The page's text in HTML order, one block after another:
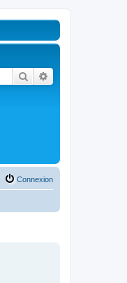
Rechercher
Connexion